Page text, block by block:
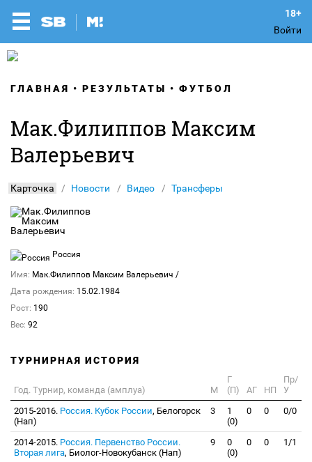
Войти
ГЛАВНАЯ РЕЗУЛЬТАТЫ ФУТБОЛ
Мак.Филиппов Максим
Валерьевич
Карточка Новости Видео Трансферы
Россия
Имя: Мак.Филиппов Максим Валерьевич /
Дата рождения: 15.02.1984
Рост: 190
Вес: 92
ТУРНИРНАЯ ИСТОРИЯ
Год. Турнир, команда (амплуа) М
Г
(П)
АГ НП
Пр/
У
2015-2016. Россия. Кубок России, Белогорск
(Нап)
3
1
(0)
0 0 0/0
2014-2015. Россия. Первенство России.
Вторая лига, Биолог-Новокубанск (Нап)
9
0
(0)
0 0 1/1